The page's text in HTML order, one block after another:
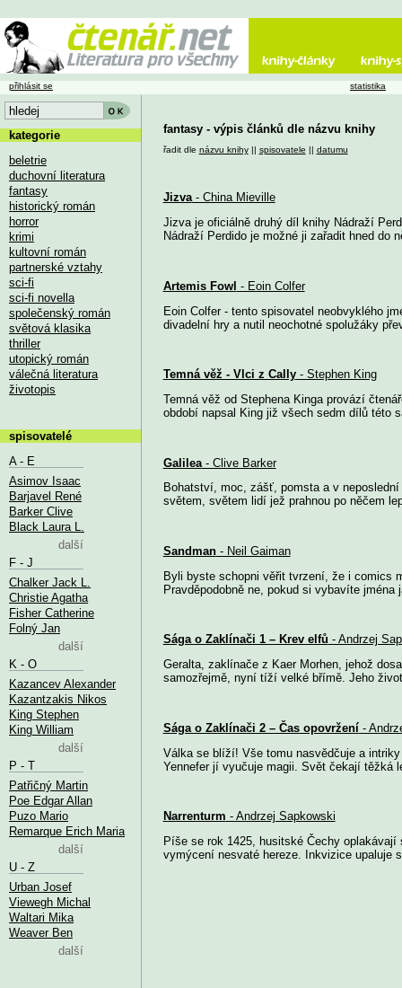
fantasy - výpis článků dle názvu knihy
řadit dle názvu knihy|| spisovatele || datumu
Jizva- China Mieville
Jizva je oficiálně druhý díl knihy Nádraží
Nádraží Perdido je možné ji zařadit hned do
Artemis Fowl - Eoin Colfer
Eoin Colfer - tento spisovatel neobvyklého
divadelní hry a nutil neochotné spolužáky
Temná věž - Vlci z Cally- Stephen King
Temná věž od Stephena Kinga provází
období napsal King již všech sedm dílů této
Galilea- Clive Barker
Bohatství, moc, zášť, pomsta a v
světem, světem lidí jež prahnou po něčem
Sandman- Neil Gaiman
Byli byste schopni věřit tvrzení, že i comics
Pravděpodobně ne, pokud si vybavíte jména
Sága o Zaklínači 1 – Krev elfů - Andrzej
Geralta, zaklínače z Kaer Morhen, jehož
samozřejmě, nyní tíží velké břímě. Jeho
Sága o Zaklínači 2 – Čas opovržení-
Válka se blíží! Vše tomu nasvědčuje a
Yennefer jí vyučuje magii. Svět čekají těžká
Narrenturm - Andrzej Sapkowski
Píše se rok 1425, husitské Čechy
vymýcení nesvaté hereze. Inkvizice upaluje
přihlásit se statistika
kategorie
beletrie
duchovní literatura
fantasy
historický román
horror
krimi
kultovní román
partnerské vztahy
sci-fi
sci-fi novella
společenský román
světová klasika
thriller
utopický román
válečná literatura
životopis
spisovatelé
A - E
Asimov Isaac
Barjavel René
Barker Clive
Black Laura L.
další
F - J
Chalker Jack L.
Christie Agatha
Fisher Catherine
Folný Jan
další
K - O
Kazancev Alexander
Kazantzakis Nikos
King Stephen
King William
další
P - T
Patřičný Martin
Poe Edgar Allan
Puzo Mario
Remarque Erich Maria
další
U - Z
Urban Josef
Viewegh Michal
Waltari Mika
Weaver Ben
další